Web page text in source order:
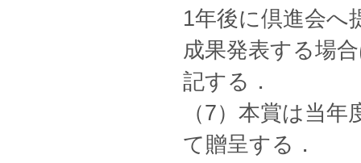
1年後に倶進会へ
成果発表する場
記する．
（7）本賞は当
て贈呈する．